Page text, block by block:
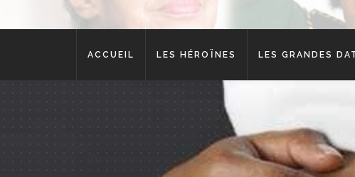
ACCUEIL LES HÉROÏNES LES GRANDES